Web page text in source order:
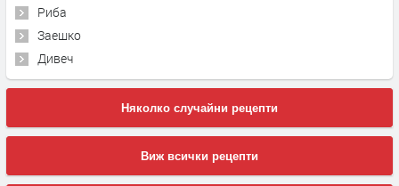
Риба
Заешко
Дивеч
Няколко случайни рецепти
Виж всички рецепти